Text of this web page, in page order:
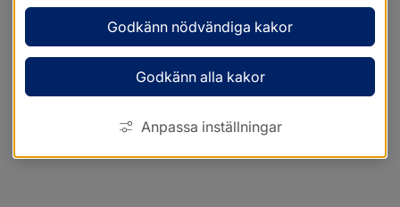
Godkänn nödvändiga kakor
Godkänn alla kakor
Anpassa inställningar